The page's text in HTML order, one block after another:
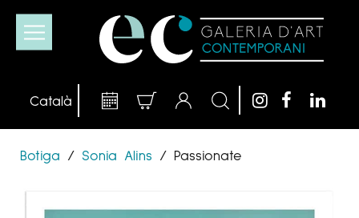
Botiga / Sonia Alins / Passionate